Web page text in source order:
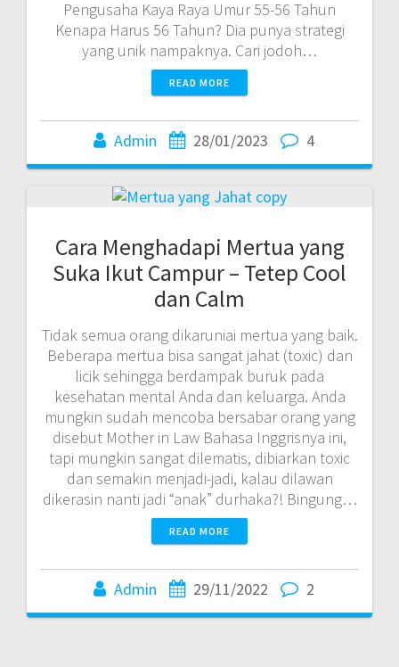
Pengusaha Kaya Raya Umur 55-56 Tahun
Kenapa Harus 56 Tahun? Dia punya strategi
yang unik nampaknya. Cari jodoh…
READ MORE
Admin 28/01/2023 4
Cara Menghadapi Mertua yang
Suka Ikut Campur – Tetep Cool
dan Calm
Tidak semua orang dikaruniai mertua yang baik.
Beberapa mertua bisa sangat jahat (toxic) dan
licik sehingga berdampak buruk pada
kesehatan mental Anda dan keluarga. Anda
mungkin sudah mencoba bersabar orang yang
disebut Mother in Law Bahasa Inggrisnya ini,
tapi mungkin sangat dilematis, dibiarkan toxic
dan semakin menjadi-jadi, kalau dilawan
dikerasin nanti jadi “anak” durhaka?! Bingung…
READ MORE
Admin 29/11/2022 2